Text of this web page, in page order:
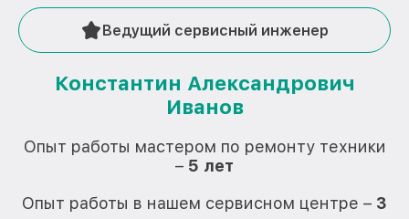
Ведущий сервисный инженер
Константин Александрович
Иванов
Опыт работы мастером по ремонту техники
– 5 лет
Опыт работы в нашем сервисном центре – 3